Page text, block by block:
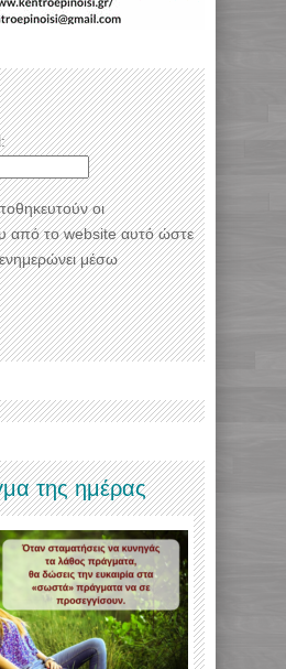
οι
από το website αυτό ώστε
μέσω
της ημέρας